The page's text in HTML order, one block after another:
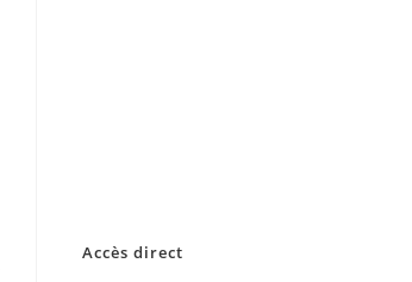
Accès direct